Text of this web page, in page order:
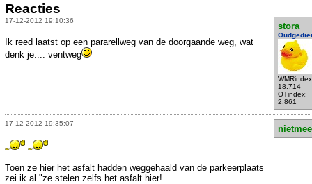
Reacties
17-12-2012 19:10:36
stora
18.714
OTindex:
2.861
Ik reed laatst op een pararellweg van de doorgaande weg, wat
denk je.... ventweg
17-12-2012 19:35:07
Toen ze hier het asfalt hadden weggehaald van de parkeerplaats
zei ik al "ze stelen zelfs het asfalt hier!